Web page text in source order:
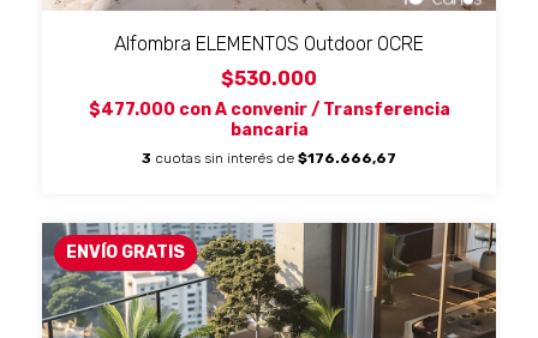
Alfombra ELEMENTOS Outdoor OCRE
$530.000
$477.000 con A convenir / Transferencia
bancaria
3 cuotas sin interés de $176.666,67
ENVÍO GRATIS